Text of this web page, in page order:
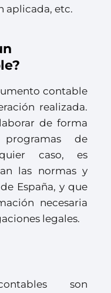
aplicada, etc.
contable
realizada.
de forma
de
caso, es
las normas y
España, y que
necesaria
legales.
son